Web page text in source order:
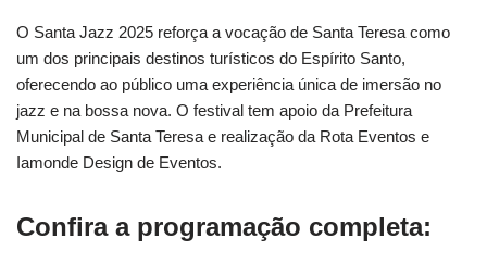
O Santa Jazz 2025 reforça a vocação de Santa Teresa como
um dos principais destinos turísticos do Espírito Santo,
oferecendo ao público uma experiência única de imersão no
jazz e na bossa nova. O festival tem apoio da Prefeitura
Municipal de Santa Teresa e realização da Rota Eventos e
Iamonde Design de Eventos.
Confira a programação completa: